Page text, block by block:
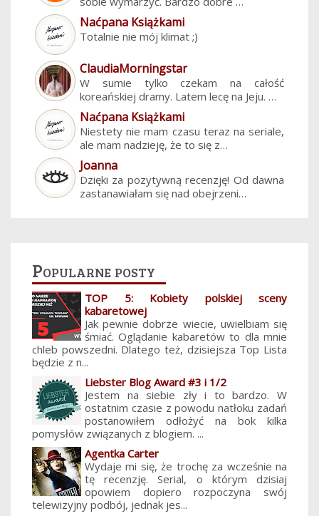
Naćpana Książkami
Totalnie nie mój klimat ;)
ClaudiaMorningstar
W sumie tylko czekam na całość
koreańskiej dramy. Latem lecę na Jeju. …
Naćpana Książkami
Niestety nie mam czasu teraz na seriale,
ale mam nadzieję, że to się z…
Joanna
Dzięki za pozytywną recenzję! Od dawna
zastanawiałam się nad obejrzeni…
Popularne posty
TOP 5: Kobiety polskiej sceny
kabaretowej
Jak pewnie dobrze wiecie, uwielbiam się
śmiać. Oglądanie kabaretów to dla mnie
chleb powszedni. Dlatego też, dzisiejsza Top Lista
będzie z n...
Liebster Blog Award #3 i 1/2
Jestem na siebie zły i to bardzo. W
ostatnim czasie z powodu natłoku zadań
postanowiłem odłożyć na bok kilka
pomysłów związanych z blogiem. ...
Agentka Carter
Wydaje mi się, że trochę za wcześnie na
tę recenzję. Serial, o którym dzisiaj
opowiem dopiero rozpoczyna swój
telewizyjny podbój, jednak jes...